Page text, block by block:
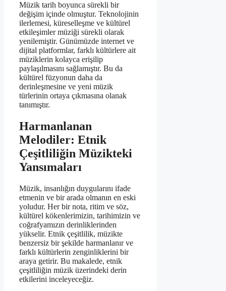
Müzik tarih boyunca sürekli bir
değişim içinde olmuştur. Teknolojinin
ilerlemesi, küreselleşme ve kültürel
etkileşimler müziği sürekli olarak
yenilemiştir. Günümüzde internet ve
dijital platformlar, farklı kültürlere ait
müziklerin kolayca erişilip
paylaşılmasını sağlamıştır. Bu da
kültürel füzyonun daha da
derinleşmesine ve yeni müzik
türlerinin ortaya çıkmasına olanak
tanımıştır.
Harmanlanan
Melodiler: Etnik
Çeşitliliğin Müzikteki
Yansımaları
Müzik, insanlığın duygularını ifade
etmenin ve bir arada olmanın en eski
yoludur. Her bir nota, ritim ve söz,
kültürel kökenlerimizin, tarihimizin ve
coğrafyamızın derinliklerinden
yükselir. Etnik çeşitlilik, müzikte
benzersiz bir şekilde harmanlanır ve
farklı kültürlerin zenginliklerini bir
araya getirir. Bu makalede, etnik
çeşitliliğin müzik üzerindeki derin
etkilerini inceleyeceğiz.